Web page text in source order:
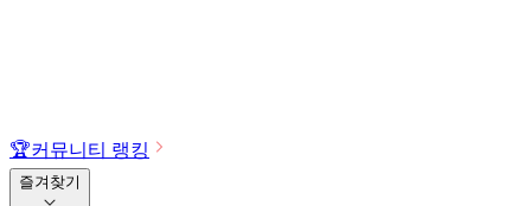
🏆커뮤니티 랭킹
즐겨찾기